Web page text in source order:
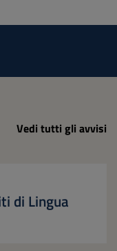
Vedi tutti gli avvisi
di Lingua